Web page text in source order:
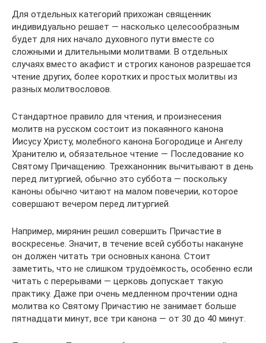
Для отдельных категорий прихожан священник
индивидуально решает — насколько целесообразным
будет для них начало духовного пути вместе со
сложными и длительными молитвами. В отдельных
случаях вместо акафист и строгих канонов разрешается
чтение других, более коротких и простых молитвы из
разных молитвословов.
Стандартное правило для чтения, и произнесения
молитв на русском состоит из покаянного канона
Иисусу Христу, молебного канона Богородице и Ангелу
Хранителю и, обязательное чтение — Последование ко
Святому Причащению. Трехканонник вычитывают в день
перед литургией, обычно это суббота — поскольку
каноны обычно читают на малом повечерии, которое
совершают вечером перед литургией.
Например, мирянин решил совершить Причастие в
воскресенье. Значит, в течение всей субботы накануне
он должен читать три основных канона. Стоит
заметить, что не слишком трудоёмкость, особенно если
читать с перерывами — церковь допускает такую
практику. Даже при очень медленном прочтении одна
молитва ко Святому Причастию не занимает больше
пятнадцати минут, все три канона — от 30 до 40 минут.